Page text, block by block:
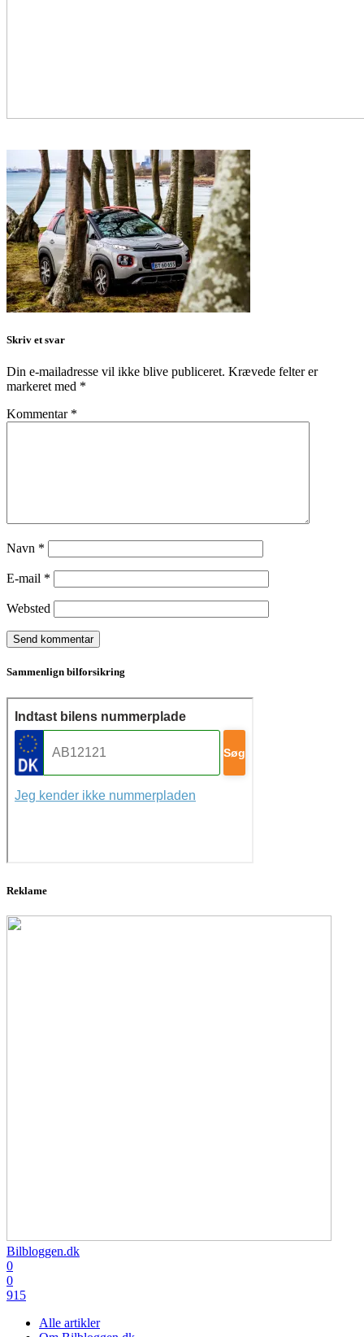
Skriv et svar
Din e-mailadresse vil ikke blive publiceret. Krævede felter er
markeret med *
Kommentar *
Navn *
E-mail *
Websted
Sammenlign bilforsikring
Reklame
Bilbloggen.dk
0
0
915
Alle artikler